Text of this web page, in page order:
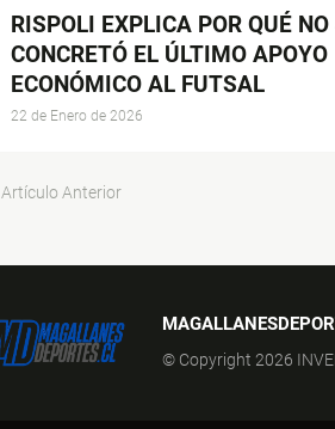
RISPOLI EXPLICA POR QUÉ NO
CONCRETÓ EL ÚLTIMO APOYO
ECONÓMICO AL FUTSAL
22 de Enero de 2026
Artículo Anterior
© Copyright 2026